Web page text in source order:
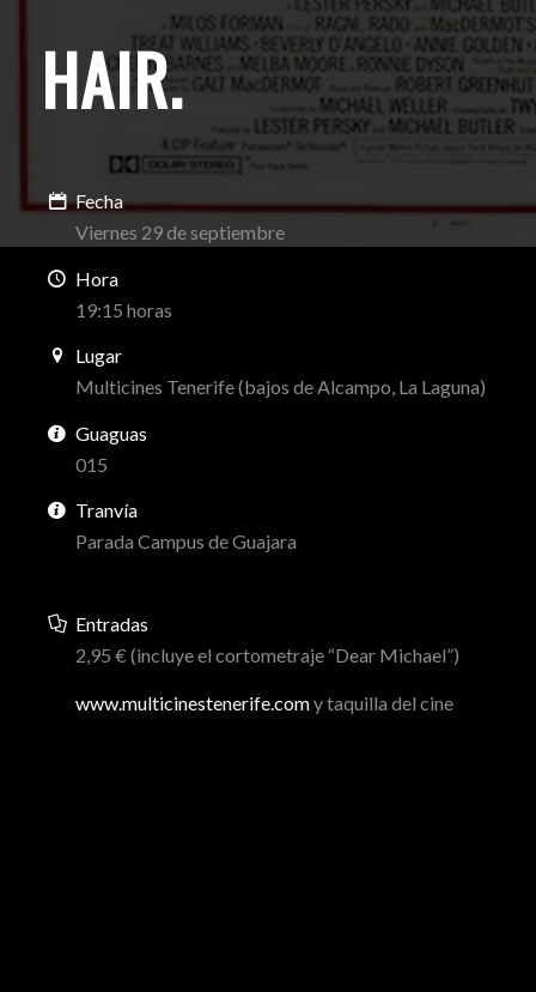
HAIR.
Fecha
Viernes 29 de septiembre
Hora
19:15 horas
Lugar
Multicines Tenerife (bajos de Alcampo, La Laguna)
Guaguas
015
Tranvía
Parada Campus de Guajara
Entradas
2,95 € (incluye el cortometraje “Dear Michael”)
www.multicinestenerife.comy taquilla del cine